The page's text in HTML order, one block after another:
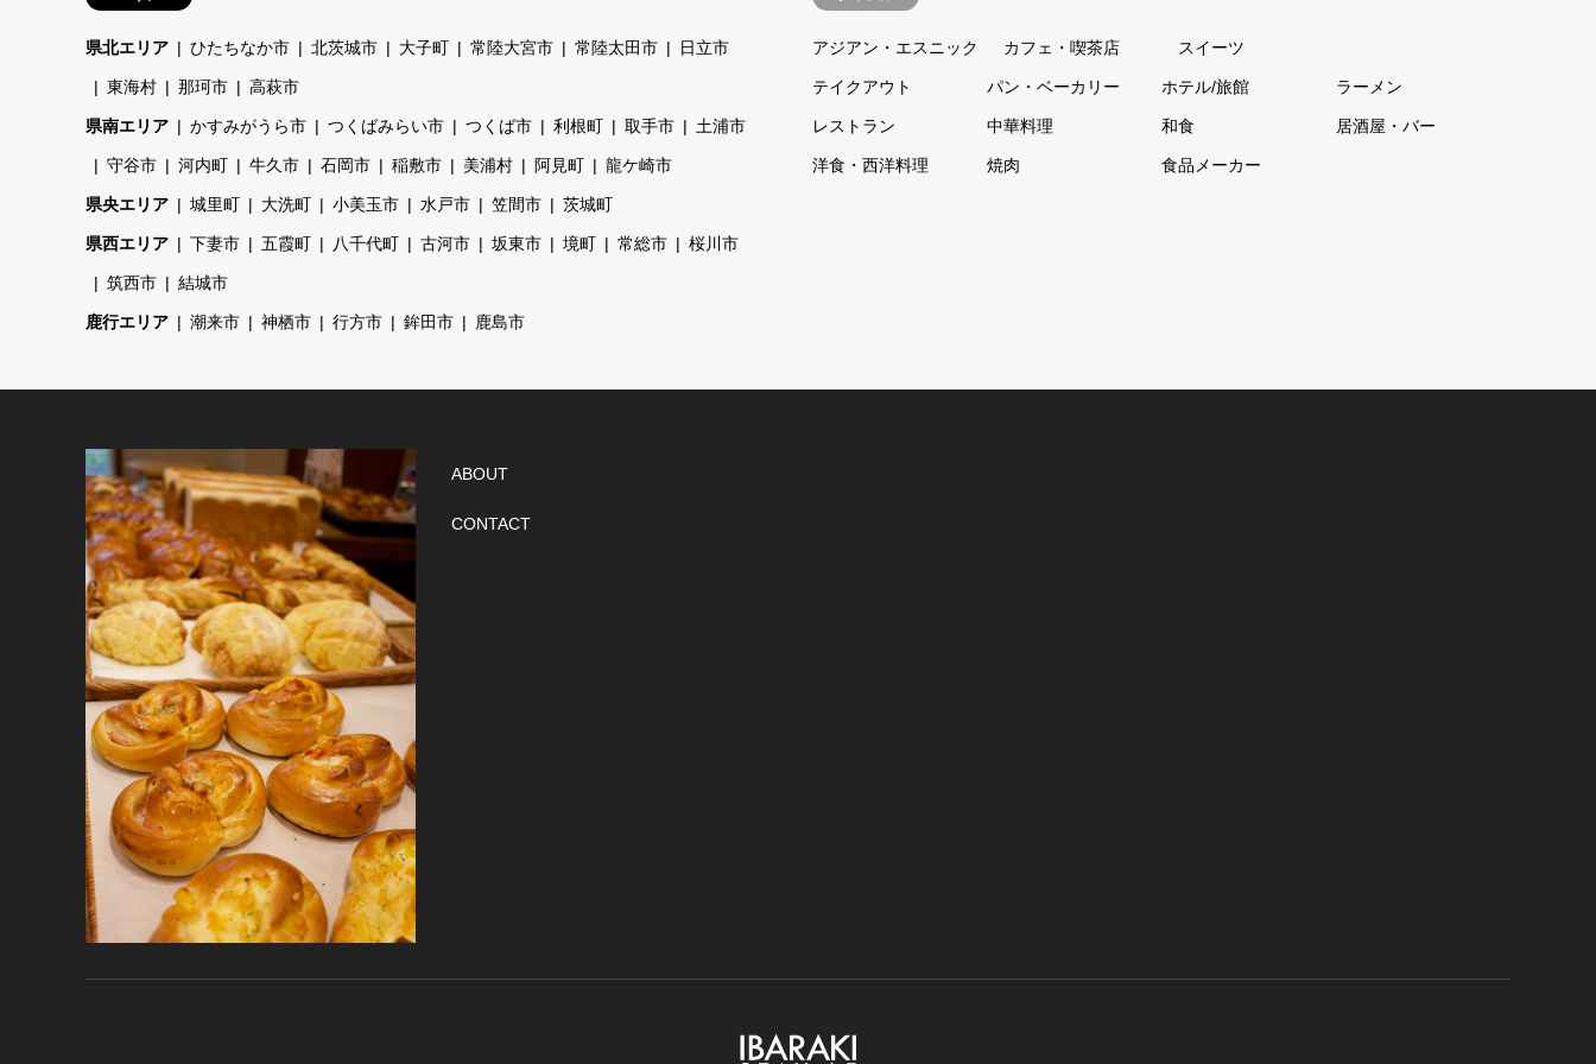
県北エリア ひたちなか市 北茨城市 大子町 常陸大宮市 常陸太田市 日立市
東海村 那珂市 高萩市
県南エリア かすみがうら市 つくばみらい市 つくば市 利根町 取手市 土浦市
守谷市 河内町 牛久市 石岡市 稲敷市 美浦村 阿見町 龍ケ崎市
県央エリア 城里町 大洗町 小美玉市 水戸市 笠間市 茨城町
県西エリア 下妻市 五霞町 八千代町 古河市 坂東市 境町 常総市 桜川市
筑西市 結城市
鹿行エリア 潮来市 神栖市 行方市 鉾田市 鹿島市
アジアン・エスニック カフェ・喫茶店 スイーツ
テイクアウト パン・ベーカリー ホテル/旅館 ラーメン
レストラン 中華料理 和食 居酒屋・バー
洋食・西洋料理 焼肉 食品メーカー
ABOUT
CONTACT